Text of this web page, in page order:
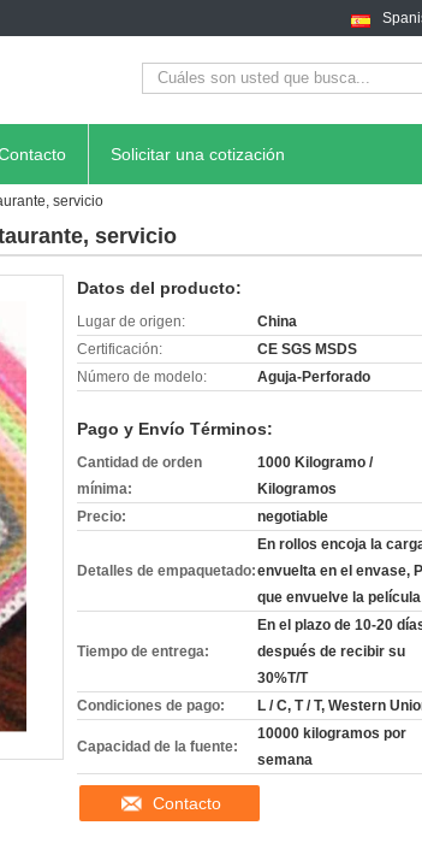
Solicitar una cotización
servicio
servicio
Datos del producto:
Lugar de origen:
China
Certificación:
CE SGS MSDS
Número de modelo:
Aguja-Perforado
Pago y Envío Términos:
Cantidad de orden
mínima:
1000 Kilogramo /
Kilogramos
Precio:
negotiable
Detalles de empaquetado:
En rollos encoja la
envuelta en el envase,
que envuelve la película
Tiempo de entrega:
En el plazo de 10-20
después de recibir su
30%T/T
Condiciones de pago:
L / C, T / T, Western
Capacidad de la fuente:
10000 kilogramos por
semana
Contacto